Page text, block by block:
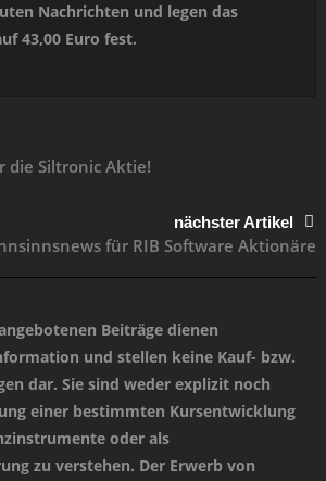
Nachrichten und legen das
43,00 Euro fest.
die Siltronic Aktie!
nächster Artikel
für RIB Software Aktionäre
Beiträge dienen
und stellen keine Kauf- bzw.
dar. Sie sind weder explizit noch
einer bestimmten Kursentwicklung
oder als
zu verstehen. Der Erwerb von